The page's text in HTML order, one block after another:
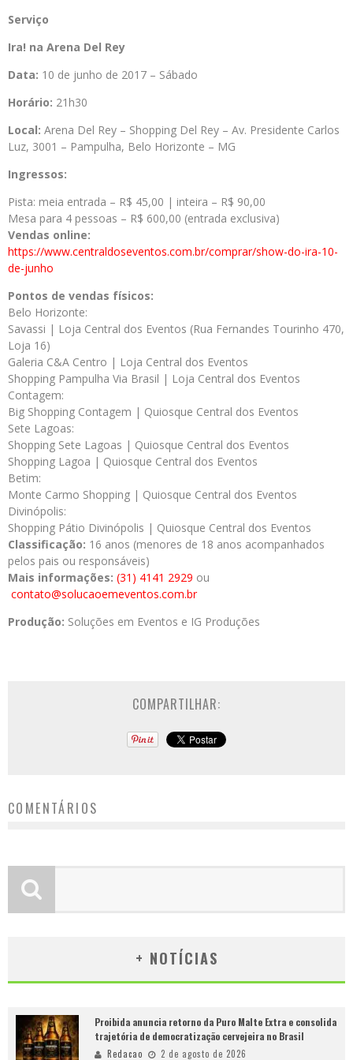
Serviço
Ira! na Arena Del Rey
Data: 10 de junho de 2017 – Sábado
Horário: 21h30
Local: Arena Del Rey – Shopping Del Rey – Av. Presidente Carlos
Luz, 3001 – Pampulha, Belo Horizonte – MG
Ingressos:
Pista: meia entrada – R$ 45,00 | inteira – R$ 90,00
Mesa para 4 pessoas – R$ 600,00 (entrada exclusiva)
Vendas online:
https://www.centraldoseventos.com.br/comprar/show-do-ira-10-
de-junho
Pontos de vendas físicos:
Belo Horizonte:
Savassi | Loja Central dos Eventos (Rua Fernandes Tourinho 470,
Loja 16)
Galeria C&A Centro | Loja Central dos Eventos
Shopping Pampulha Via Brasil | Loja Central dos Eventos
Contagem:
Big Shopping Contagem | Quiosque Central dos Eventos
Sete Lagoas:
Shopping Sete Lagoas | Quiosque Central dos Eventos
Shopping Lagoa | Quiosque Central dos Eventos
Betim:
Monte Carmo Shopping | Quiosque Central dos Eventos
Divinópolis:
Shopping Pátio Divinópolis | Quiosque Central dos Eventos
Classificação: 16 anos (menores de 18 anos acompanhados
pelos pais ou responsáveis)
Mais informações: (31) 4141 2929 ou
contato@solucaoemeventos.com.br
Produção: Soluções em Eventos e IG Produções
COMPARTILHAR:
COMENTÁRIOS
+ NOTÍCIAS
Proibida anuncia retorno da Puro Malte Extra e consolida
trajetória de democratização cervejeira no Brasil
Redacao 2 de agosto de 2026